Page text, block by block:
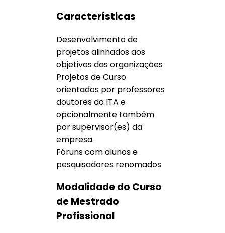
Características
Desenvolvimento de
projetos alinhados aos
objetivos das organizações
Projetos de Curso
orientados por professores
doutores do ITA e
opcionalmente também
por supervisor(es) da
empresa.
Fóruns com alunos e
pesquisadores renomados
Modalidade do Curso
de Mestrado
Profissional